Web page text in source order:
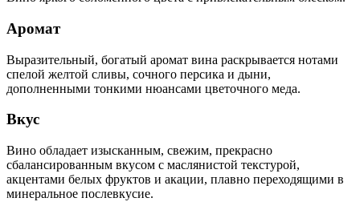
Аромат
Выразительный, богатый аромат вина раскрывается нотами
спелой желтой сливы, сочного персика и дыни,
дополненными тонкими нюансами цветочного меда.
Вкус
Вино обладает изысканным, свежим, прекрасно
сбалансированным вкусом с маслянистой текстурой,
акцентами белых фруктов и акации, плавно переходящими в
минеральное послевкусие.